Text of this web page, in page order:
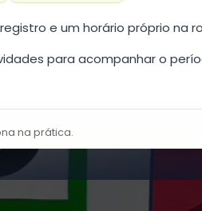
e um horário próprio na
para acompanhar o
na prática.